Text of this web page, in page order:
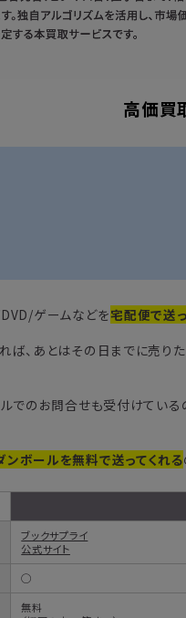
高価買
DVD/ゲームなどを宅配便で送
、あとはその日までに売り
でのお問合せも受付けている
ボールを無料で送ってくれる
ブックサプライ
公式サイト
◯
無料